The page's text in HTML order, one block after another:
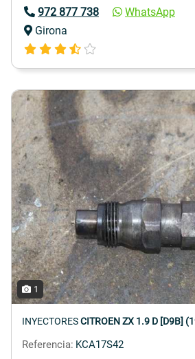
972 877 738
WhatsApp
Girona
1
INYECTORESCITROEN ZX 1.9 D [D9B]
Referencia: KCA17S42